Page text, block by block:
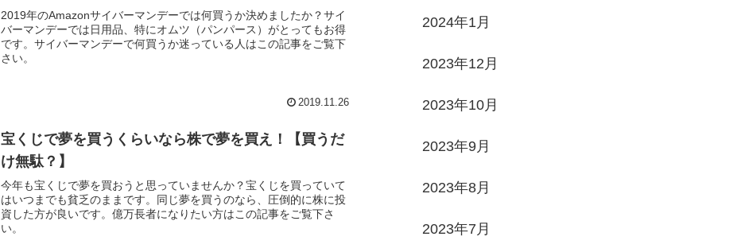
2019年のAmazonサイバーマンデーでは何買うか決めましたか？サイ
バーマンデーでは日用品、特にオムツ（パンパース）がとってもお得
です。サイバーマンデーで何買うか迷っている人はこの記事をご覧下
さい。
2019.11.26
宝くじで夢を買うくらいなら株で夢を買え！【買うだ
け無駄？】
今年も宝くじで夢を買おうと思っていませんか？宝くじを買っていて
はいつまでも貧乏のままです。同じ夢を買うのなら、圧倒的に株に投
資した方が良いです。億万長者になりたい方はこの記事をご覧下さ
い。
2024年1月
2023年12月
2023年10月
2023年9月
2023年8月
2023年7月